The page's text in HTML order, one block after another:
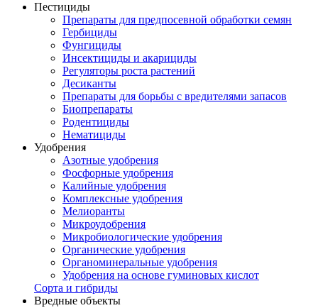
Пестициды
Препараты для предпосевной обработки семян
Гербициды
Фунгициды
Инсектициды и акарициды
Регуляторы роста растений
Десиканты
Препараты для борьбы с вредителями запасов
Биопрепараты
Родентициды
Нематициды
Удобрения
Азотные удобрения
Фосфорные удобрения
Калийные удобрения
Комплексные удобрения
Мелиоранты
Микроудобрения
Микробиологические удобрения
Органические удобрения
Органоминеральные удобрения
Удобрения на основе гуминовых кислот
Сорта и гибриды
Вредные объекты